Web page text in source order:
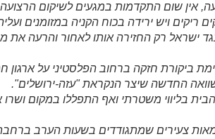
אין שום התקדמות במגעים לשיקום
ריקים ויש ירידה בכוח הקניה במזומנים
ישראל רק החזירה אותו לאחור והרעה את
ביקורת חזקה ברחוב הפלסטיני על ארגון
החדשה שיצר הנקראת "עזה-ירושלים".
הבית בליווי משטרתי ואף התפללו במקום
צעירים שמתגודדים בשעות הערב